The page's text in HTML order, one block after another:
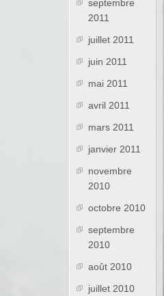
septembre
2011
juillet 2011
juin 2011
mai 2011
avril 2011
mars 2011
janvier 2011
novembre
2010
octobre 2010
septembre
2010
août 2010
juillet 2010